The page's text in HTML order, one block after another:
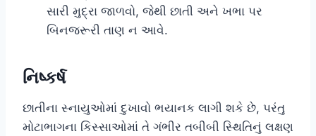
સારી મુદ્રા જાળવો, જેથી છાતી અને ખભા પર
બિનજરૂરી તાણ ન આવે.
નિષ્કર્ષ
છાતીના સ્નાયુઓમાં દુખાવો ભયાનક લાગી શકે છે, પરંતુ
મોટાભાગના કિસ્સાઓમાં તે ગંભીર તબીબી સ્થિતિનું લક્ષણ